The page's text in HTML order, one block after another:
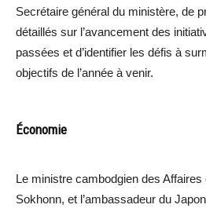
Secrétaire général du ministère, de
détaillés sur l’avancement des
passées et d’identifier les défis à
objectifs de l’année à venir.
Économie
Le ministre cambodgien des
Sokhonn, et l’ambassadeur du